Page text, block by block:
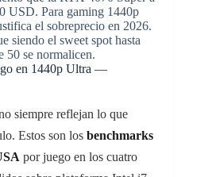
USD. Para gaming 1440p
el sobreprecio en 2026.
siendo el sweet spot hasta
50 se normalicen.
en 1440p Ultra —
siempre reflejan lo que
Estos son los benchmarks
por juego en los cuatro